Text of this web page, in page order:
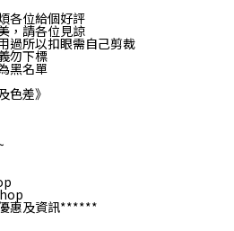
各位給個好評
，請各位見諒
過所以扣眼需自己剪裁
勿下標
黑名單
色差》
惠及資訊******